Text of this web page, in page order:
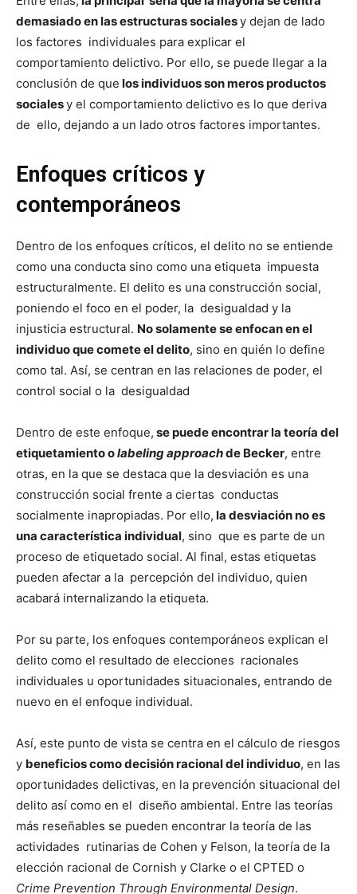
demasiado en las estructuras socialesy dejan de lado
los factores individuales para explicar el
comportamiento delictivo. Por ello, se puede llegar a la
conclusión de que los individuos son meros productos
socialesy el comportamiento delictivo es lo que deriva
de ello, dejando a un lado otros factores importantes.
Enfoques críticos y
contemporáneos
Dentro de los enfoques críticos, el delito no se entiende
como una conducta sino como una etiqueta impuesta
estructuralmente. El delito es una construcción social,
poniendo el foco en el poder, la desigualdad y la
injusticia estructural. No solamente se enfocan en el
individuo que comete el delito, sino en quién lo define
como tal. Así, se centran en las relaciones de poder, el
control social o la desigualdad
Dentro de este enfoque, se puede encontrar la teoría del
etiquetamiento olabeling approachde Becker, entre
otras, en la que se destaca que la desviación es una
construcción social frente a ciertas conductas
socialmente inapropiadas. Por ello, la desviación no es
una característica individual, sino que es parte de un
proceso de etiquetado social. Al final, estas etiquetas
pueden afectar a la percepción del individuo, quien
acabará internalizando la etiqueta.
Por su parte, los enfoques contemporáneos explican el
delito como el resultado de elecciones racionales
individuales u oportunidades situacionales, entrando de
nuevo en el enfoque individual.
Así, este punto de vista se centra en el cálculo de riesgos
y beneficios como decisión racional del individuo, en las
oportunidades delictivas, en la prevención situacional del
delito así como en el diseño ambiental. Entre las teorías
más reseñables se pueden encontrar la teoría de las
actividades rutinarias de Cohen y Felson, la teoría de la
elección racional de Cornish y Clarke o el CPTED o
Crime Prevention Through Environmental Design.